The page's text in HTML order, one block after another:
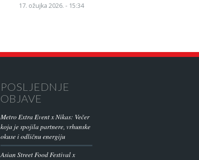
17. ožujka 2026. - 15:34
POSLJEDNJE
OBJAVE
Metro Extra Event x Nikas: Večer
koja je spojila partnere, vrhunske
okuse i odličnu energiju
Asian Street Food Festival x